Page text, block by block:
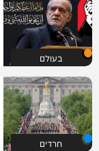
בעולם
חרדים